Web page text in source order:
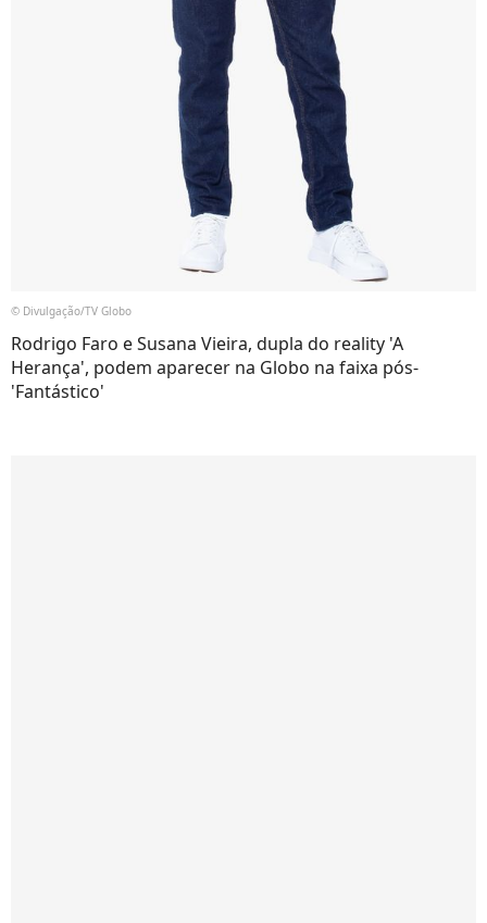
© Divulgação/TV Globo
Rodrigo Faro e Susana Vieira, dupla do reality 'A
Herança', podem aparecer na Globo na faixa pós-
'Fantástico'